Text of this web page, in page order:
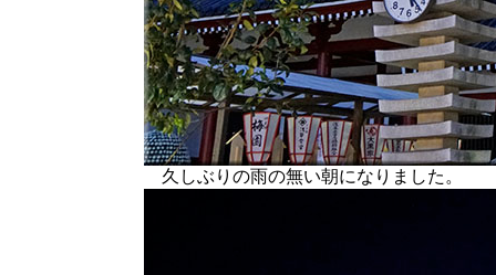
久しぶりの雨の無い朝になりました。